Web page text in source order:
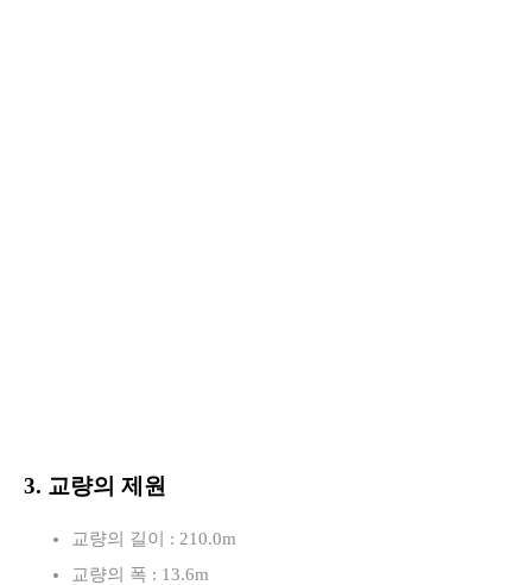
3. 교량의 제원
교량의 길이 : 210.0m
교량의 폭 : 13.6m